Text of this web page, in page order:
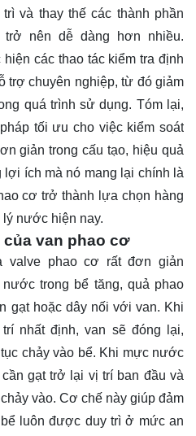
và thay thế các thành phần
nên dễ dàng hơn nhiều.
các thao tác kiểm tra định
trợ chuyên nghiệp, từ đó giảm
quá trình sử dụng. Tóm lại,
tối ưu cho việc kiểm soát
giản trong cấu tạo, hiệu quả
ích mà nó mang lại chính là
cơ trở thành lựa chọn hàng
lý nước hiện nay.
van phao cơ
valve phao cơ rất đơn giản
trong bể tăng, quả phao
gạt hoặc dây nối với van. Khi
nhất định, van sẽ đóng lại,
chảy vào bể. Khi mực nước
gạt trở lại vị trí ban đầu và
vào. Cơ chế này giúp đảm
luôn được duy trì ở mức an